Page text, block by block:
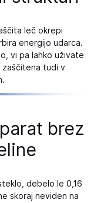
leč okrepi
energijo udarca.
vi pa lahko uživate
zaščitena tudi v
brez
debelo le 0,16
skoraj neviden na